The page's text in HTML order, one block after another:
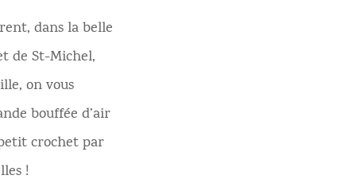
dans la belle
de St-Michel,
on vous
bouffée d’air
crochet par
!